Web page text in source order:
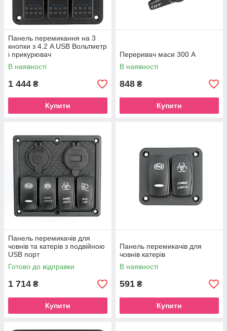
Панель перемикання на 3
кнопки з 4.2 A USB Вольтметр
і прикурювач
В наявності
1 444 ₴
Купити
Переривач маси 300 А
В наявності
848 ₴
Купити
Панель перемикачів для
човнів та катерів з подвійною
USB порт
Готово до відправки
1 714 ₴
Купити
Панель перемикачів для
човнів катерів
В наявності
591 ₴
Купити